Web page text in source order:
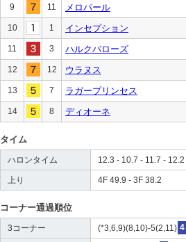
9 11 メロパール
10 1 インセプション
11 3 ハルクバローズ
12 12 ウラヌス
13 7 ラガープリンセス
14 8 ディオーネ
タイム
ハロンタイム 12.3 - 10.7 - 11.7 -
上り 4F 49.9 - 3F 38.2
コーナー通過順位
3コーナー (*3,6,9)(8,10)-5(2,11) 4